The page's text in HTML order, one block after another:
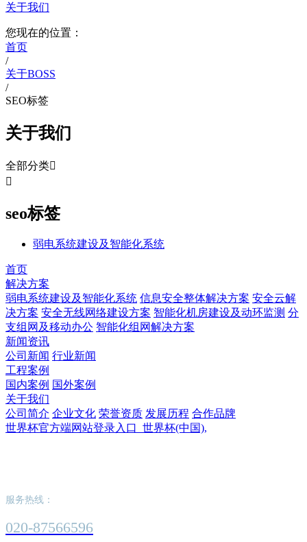
关于我们
您现在的位置：
首页
/
关于BOSS
/
SEO标签
关于我们
全部分类

seo标签
弱电系统建设及智能化系统
首页
解决方案
弱电系统建设及智能化系统 信息安全整体解决方案 安全云解
决方案 安全无线网络建设方案 智能化机房建设及动环监测 分
支组网及移动办公 智能化组网解决方案
新闻资讯
公司新闻 行业新闻
工程案例
国内案例 国外案例
关于我们
公司简介 企业文化 荣誉资质 发展历程 合作品牌
世界杯官方端网站登录入口_世界杯(中国),
服务热线：
020-87566596